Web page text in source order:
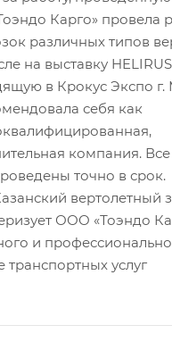
Карго» провела
различных типов
на выставку
в Крокус Экспо г.
себя как
компания.
точно в срок.
вертолетный
ООО «Тоэндо
и
транспортных услуг